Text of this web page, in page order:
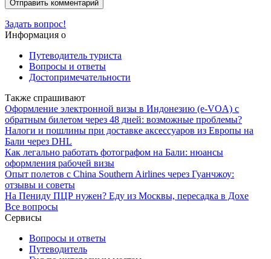
Задать вопрос!
Информация о
Путеводитель туриста
Вопросы и ответы
Достопримечательности
Также спрашивают
Оформление электронной визы в Индонезию (e-VOA) с
обратным билетом через 48 дней: возможные проблемы?
Налоги и пошлины при доставке аксессуаров из Европы на
Бали через DHL
Как легально работать фотографом на Бали: нюансы
оформления рабочей визы
Опыт полетов с China Southern Airlines через Гуанчжоу:
отзывы и советы
На Пениду ПЦР нужен? Еду из Москвы, пересадка в Дохе
Все вопросы
Сервисы
Вопросы и ответы
Путеводитель